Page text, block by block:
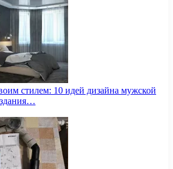
стилем: 10 идей дизайна мужской